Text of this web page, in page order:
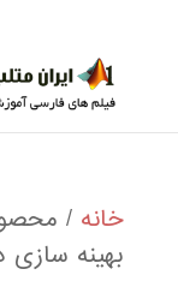
خانه /
بهینه سازی